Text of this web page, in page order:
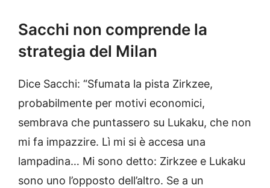
Sacchi non comprende la
strategia del Milan
Dice Sacchi: “Sfumata la pista Zirkzee,
probabilmente per motivi economici,
sembrava che puntassero su Lukaku, che non
mi fa impazzire. Lì mi si è accesa una
lampadina… Mi sono detto: Zirkzee e Lukaku
sono uno l’opposto dell’altro. Se a un